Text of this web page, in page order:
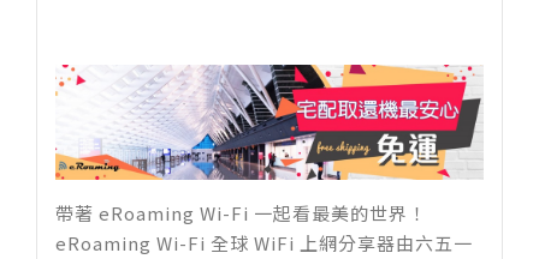
帶著 eRoaming Wi-Fi 一起看最美的世界！
eRoaming Wi-Fi 全球 WiFi 上網分享器由六五一